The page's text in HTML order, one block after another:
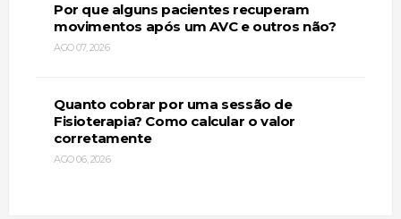
Por que alguns pacientes recuperam
movimentos após um AVC e outros não?
AGO 07, 2026
Quanto cobrar por uma sessão de
Fisioterapia? Como calcular o valor
corretamente
AGO 06, 2026